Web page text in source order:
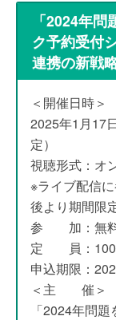
「2024年
ク予約受付
連携の新戦
＜開催日時＞
2025年1月17
定）
視聴形式：オ
※ライブ配信
後より期間限
参 加：無
定 員：100
申込期限：
＜主 催＞
「2024年問